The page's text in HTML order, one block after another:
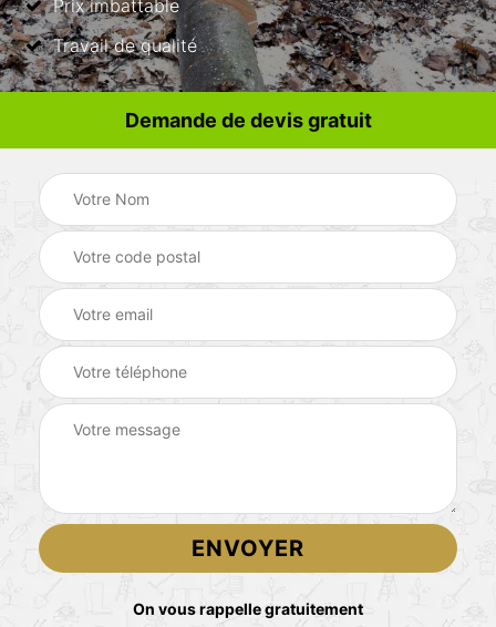
Prix imbattable
Travail de qualité
Demande de devis gratuit
On vous rappelle gratuitement